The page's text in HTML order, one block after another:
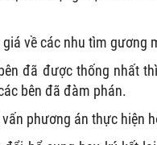
về các nhu tìm gương
đã được thống nhất
bên đã đàm phán.
phương án thực hiện